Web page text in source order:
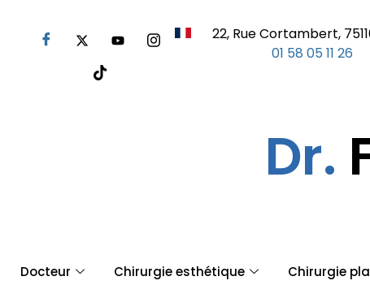
22, Rue Cortambert,
01 58 05 11 26
Dr.
Docteur Chirurgie esthétique Chirurgie